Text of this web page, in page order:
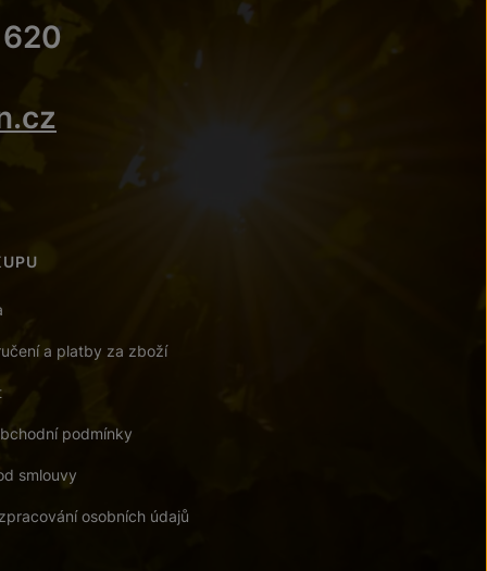
a platby za zboží
podmínky
smlouvy
osobních údajů